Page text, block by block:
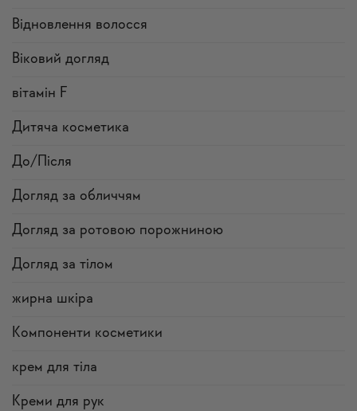
Відновлення волосся
Віковий догляд
вітамін F
Дитяча косметика
До/Після
Догляд за обличчям
Догляд за ротовою порожниною
Догляд за тілом
жирна шкіра
Компоненти косметики
крем для тіла
Креми для рук